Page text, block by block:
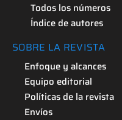
Todos los números
Índice de autores
SOBRE LA REVISTA
Enfoque y alcances
Equipo editorial
Políticas de la revista
Envíos